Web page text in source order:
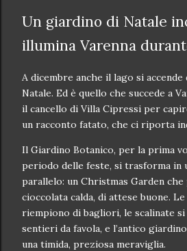
Un giardino di Natale
illumina Varenna
A dicembre anche il lago si accende
Natale. Ed è quello che succede a
il cancello di Villa Cipressi per
un racconto fatato, che ci riporta
Il Giardino Botanico, per la prima
periodo delle feste, si trasforma in
parallelo: un Christmas Garden
cioccolata calda, di attese buone.
riempiono di bagliori, le scalinate si
sentieri da favola, e l’antico
una timida, preziosa meraviglia.